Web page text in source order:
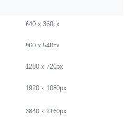
640x 360px
960x 540px
1280x 720px
1920x 1080px
3840x 2160px